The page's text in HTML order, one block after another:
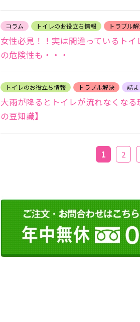
コラム トイレのお役立ち情報 トラブル
女性必見！！実は間違っているト
の危険性も・・・
トイレのお役立ち情報 トラブル解決 詰
大雨が降るとトイレが流れなくな
の豆知識】
1 2